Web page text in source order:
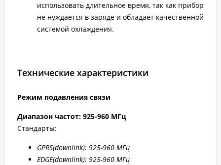
использовать длительное время, так как прибор
не нуждается в заряде и обладает качественной
системой охлаждения.
Технические характеристики
Режим подавления связи
Диапазон частот: 925-960 МГц
Стандарты:
GPRS(downlink): 925-960 МГц
EDGE(downlink): 925-960 МГц